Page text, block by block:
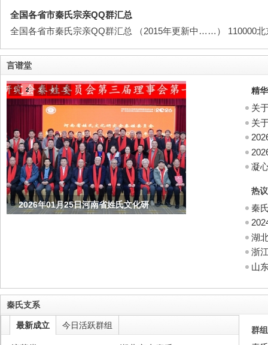
全国各省市秦氏宗亲QQ群汇总
全国各省市秦氏宗亲QQ群汇总 （2015年更新中……） 110000北
言谱堂
2025年12月14日江苏省常州市小都
1 2 3 4 5 精华
关
关
凝
热议
秦
湖
浙
山
秦氏支系
最新成立 今日活跃群组 群